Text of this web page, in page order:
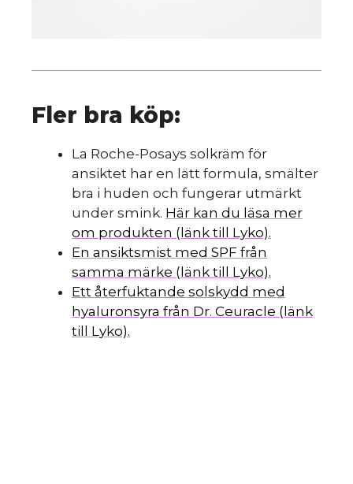
Fler bra köp:
La Roche-Posays solkräm för
ansiktet har en lätt formula, smälter
bra i huden och fungerar utmärkt
under smink. Här kan du läsa mer
om produkten (länk till Lyko).
En ansiktsmist med SPF från
samma märke (länk till Lyko).
Ett återfuktande solskydd med
hyaluronsyra från Dr. Ceuracle (länk
till Lyko).